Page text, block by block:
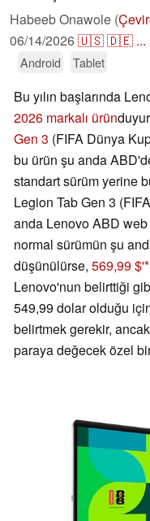
Habeeb Onawole (
06/14/2026🇺🇸🇩🇪 ...
Android Tablet
Bu yılın başlarında
2026 markalı ürün
Gen 3 (FIFA Dünya
bu ürün şu anda
standart sürüm yerine
Legion Tab Gen 3
anda Lenovo ABD web
normal sürümün şu
düşünülürse, 569,99 $'
Lenovo'nun belirttiği
549,99 dolar olduğu
belirtmek gerekir,
paraya değecek özel